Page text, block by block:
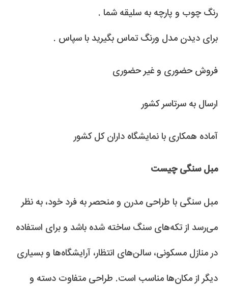
رنگ چوب و پارچه به سلیقه شما .
برای دیدن مدل ورنگ تماس بگیرید با سپاس .
فروش حضوری و غیر حضوری
ارسال به سرتاسر کشور
آماده همکاری با نمایشگاه داران کل کشور
مبل سنگی چیست
مبل سنگی با طراحی مدرن و منحصر به فرد خود، به نظر
می‌رسد از تکه‌های سنگ ساخته شده باشد و برای استفاده
در منازل مسکونی، سالن‌های انتظار، آرایشگاه‌ها و بسیاری
دیگر از مکان‌ها مناسب است. طراحی متفاوت دسته و